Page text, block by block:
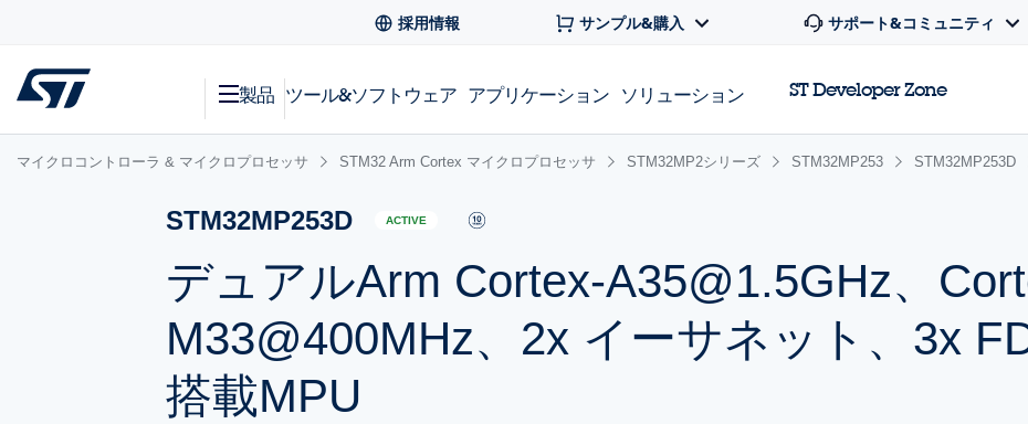
採用情報 サンプル&購入 サポート&コミュニティ
製品 ツール&ソフトウェア アプリケーション ソリューション ST Developer Zone
マイクロコントローラ & マイクロプロセッサ STM32 Arm Cortex マイクロプロセッサ STM32MP2シリーズ STM32MP253 STM32MP253D
STM32MP253D ACTIVE
デュアルArm Cortex-A35@1.5GHz、
M33@400MHz、2x イーサネット、3x
搭載MPU